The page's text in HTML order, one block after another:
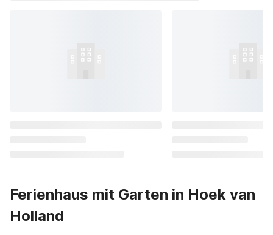
Ferienhaus mit Garten in Hoek van
Holland